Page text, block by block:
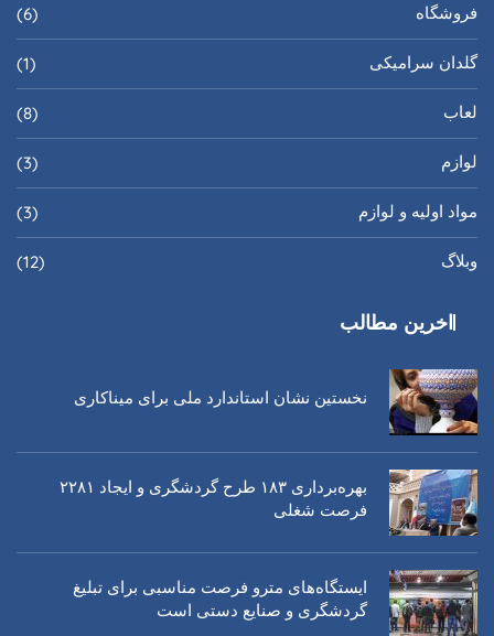
فروشگاه (6)
گلدان سرامیکی (1)
لعاب (8)
لوازم (3)
مواد اولیه و لوازم (3)
وبلاگ (12)
اخرین مطالب
نخستین نشان استاندارد ملی برای میناکاری
بهره‌برداری ١٨٣ طرح گردشگری و ایجاد ٢٢٨١
فرصت شغلی
ایستگاه‌های مترو فرصت مناسبی برای تبلیغ
گردشگری و صنایع دستی است